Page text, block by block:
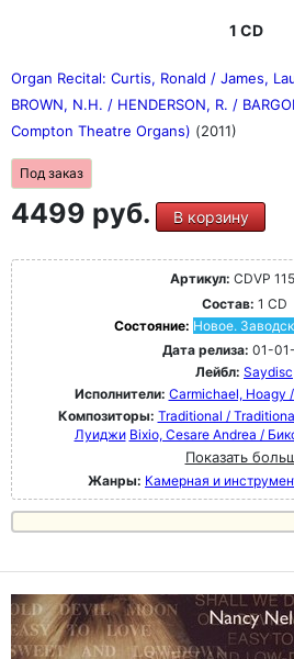
1 CD
Organ Recital: Curtis, Ronald / James,
BROWN, N.H. / HENDERSON, R. /
Compton Theatre Organs) (2011)
Под заказ
4499 руб. В корзину
Артикул: CDVP
Состав: 1 CD
Состояние: Новое.
Дата релиза: 01-
Лейбл: Saydisc
Исполнители: Carmichael, Hoagy
Композиторы: Traditional /
Луиджи Bixio, Cesare Andrea /
Показать
Жанры: Камерная и